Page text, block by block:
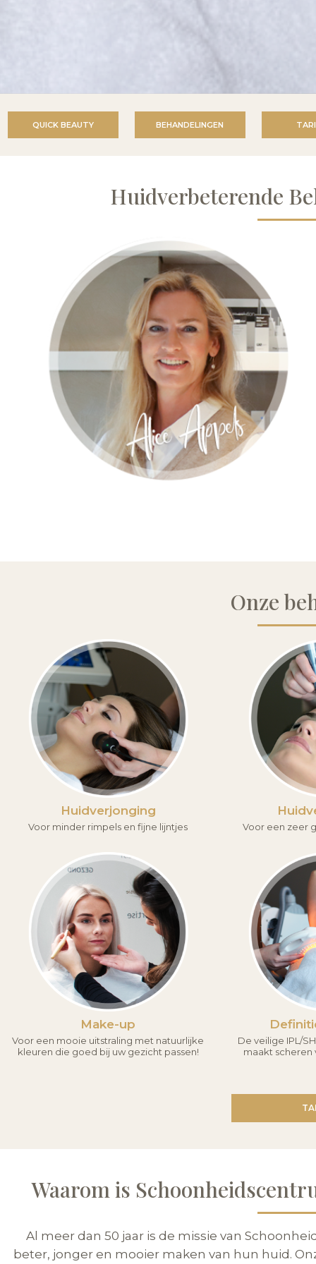
QUICK BEAUTY BEHANDELINGEN
Huidverbeterende
Onze
Huidverjonging
Voor minder rimpels en fijne lijntjes Voor een zeer
Make-up
Voor een mooie uitstraling met natuurlijke
kleuren die goed bij uw gezicht passen!
De veilige IPL/
maakt
Waarom is
Al meer dan 50 jaar is de missie van
beter, jonger en mooier maken van hun huid.